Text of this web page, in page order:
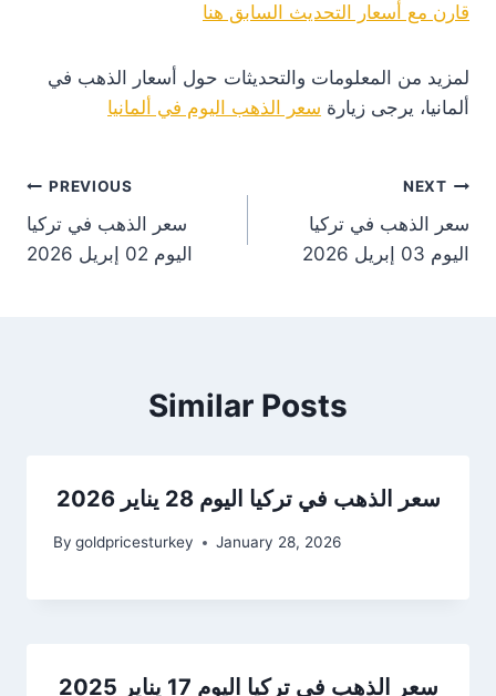
قارن مع أسعار التحديث السابق هنا
لمزيد من المعلومات والتحديثات حول أسعار الذهب في
ألمانيا، يرجى زيارة سعر الذهب اليوم في ألمانيا
PREVIOUS
سعر الذهب في تركيا
اليوم 02 إبريل 2026
NEXT
سعر الذهب في تركيا
اليوم 03 إبريل 2026
Similar Posts
سعر الذهب في تركيا اليوم 28 يناير 2026
By goldpricesturkey January 28, 2026
سعر الذهب في تركيا اليوم 17 يناير 2025